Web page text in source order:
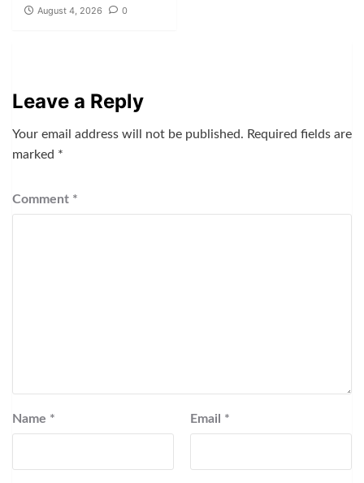
August 4, 2026 0
Leave a Reply
Your email address will not be published. Required fields are
marked *
Comment *
Name * Email *